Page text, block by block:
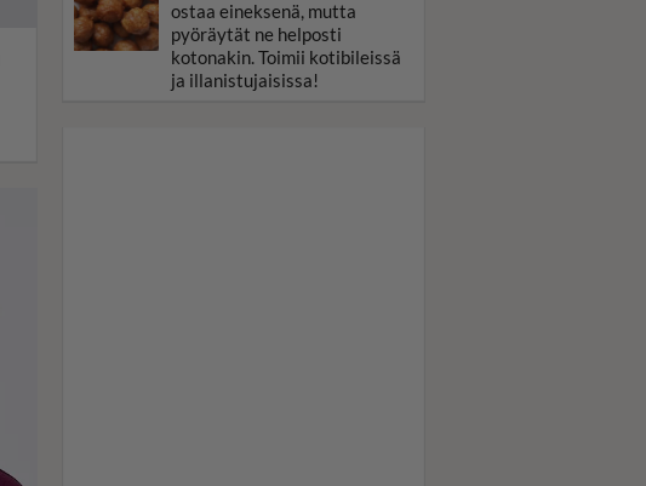
ostaa eineksenä, mutta
pyöräytät ne helposti
kotonakin. Toimii kotibileissä
ja illanistujaisissa!